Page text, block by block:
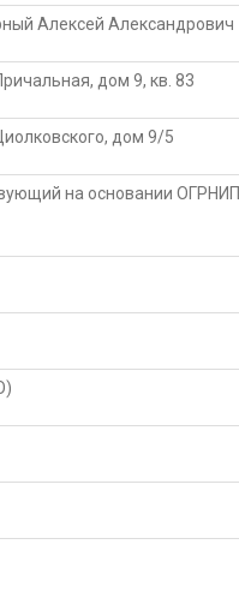
Алексей Александрович
дом 9, кв. 83
дом 9/5
на основании ОГРНИП